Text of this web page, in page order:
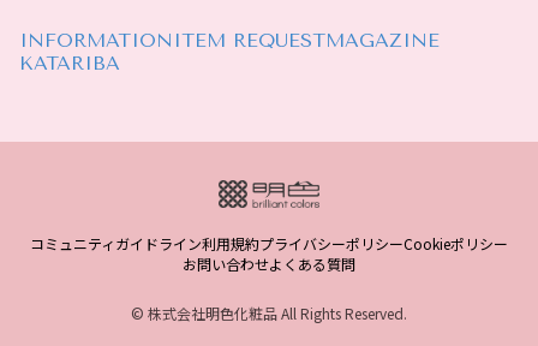
INFORMATION ITEM REQUESTMAGAZINE
KATARIBA
コミュニティガイドライン利用規約プライバシーポリシーCookieポリシー
お問い合わせよくある質問
© 株式会社明色化粧品 All Rights Reserved.